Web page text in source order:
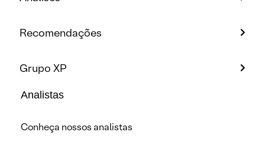
Recomendações
Grupo XP
Analistas
Conheça nossos analistas